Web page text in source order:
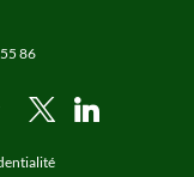
86